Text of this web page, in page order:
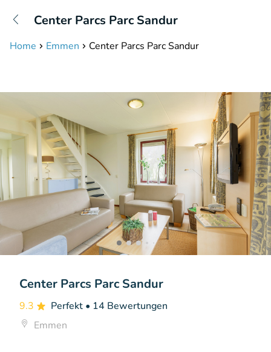
Erreichbar bis 23:00 Uhr (max 0,09€/Min)
Center Parcs Parc Sandur
Home Emmen Center Parcs Parc Sandur
Center Parcs Parc Sandur
9.3 Perfekt • 14 Bewertungen
Emmen